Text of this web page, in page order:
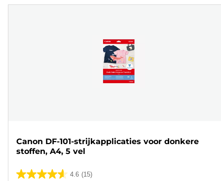
Canon DF-101-strijkapplicaties voor donkere
stoffen, A4, 5 vel
4.6 (15)